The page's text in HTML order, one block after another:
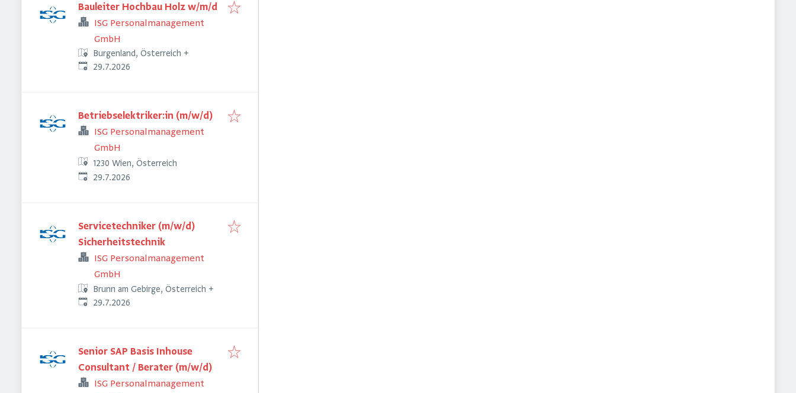
Bauleiter Hochbau Holz w/m/d
ISG Personalmanagement
GmbH
Burgenland, Österreich +
Veröffentlicht
29.7.2026
Betriebselektriker:in (m/w/d)
ISG Personalmanagement
GmbH
1230 Wien, Österreich
Veröffentlicht
29.7.2026
Servicetechniker (m/w/d)
Sicherheitstechnik
ISG Personalmanagement
GmbH
Brunn am Gebirge, Österreich +
Veröffentlicht
29.7.2026
Senior SAP Basis Inhouse
Consultant / Berater (m/w/d)
ISG Personalmanagement